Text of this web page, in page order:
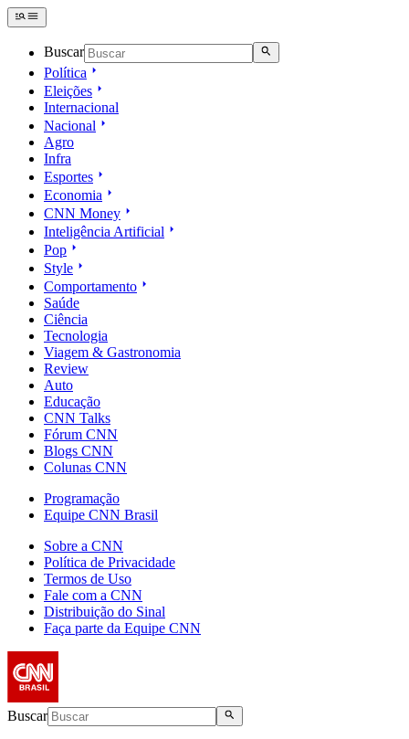
Buscar
Política
Eleições
Internacional
Nacional
Agro
Infra
Esportes
Economia
CNN Money
Inteligência Artificial
Pop
Style
Comportamento
Saúde
Ciência
Tecnologia
Viagem & Gastronomia
Review
Auto
Educação
CNN Talks
Fórum CNN
Blogs CNN
Colunas CNN
Programação
Equipe CNN Brasil
Sobre a CNN
Política de Privacidade
Termos de Uso
Fale com a CNN
Distribuição do Sinal
Faça parte da Equipe CNN
Buscar